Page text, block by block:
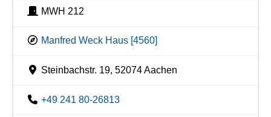
MWH 212
Manfred Weck Haus [4560]
Steinbachstr. 19, 52074 Aachen
+49 241 80-26813